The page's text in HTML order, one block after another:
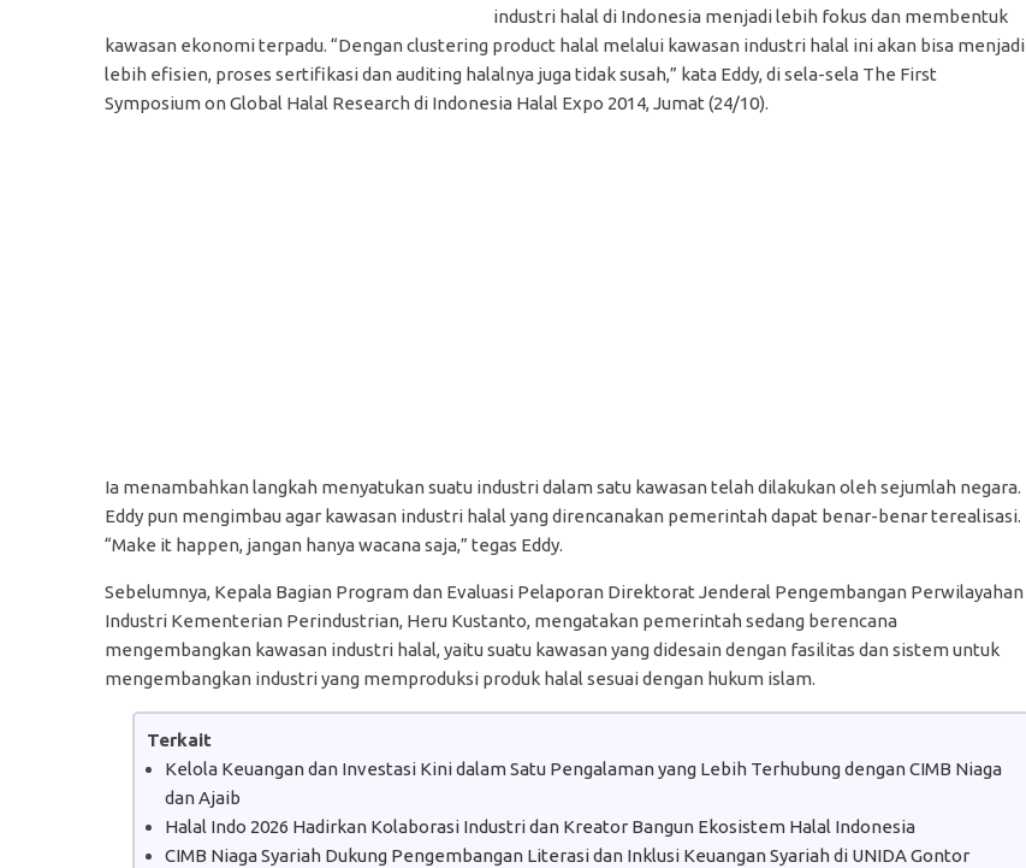
industri halal di Indonesia menjadi lebih fokus dan membentuk
kawasan ekonomi terpadu. “Dengan clustering product halal melalui kawasan industri halal ini akan bisa menjadi
lebih efisien, proses sertifikasi dan auditing halalnya juga tidak susah,” kata Eddy, di sela-sela The First
Symposium on Global Halal Research di Indonesia Halal Expo 2014, Jumat (24/10).
Ia menambahkan langkah menyatukan suatu industri dalam satu kawasan telah dilakukan oleh sejumlah negara.
Eddy pun mengimbau agar kawasan industri halal yang direncanakan pemerintah dapat benar-benar terealisasi.
“Make it happen, jangan hanya wacana saja,” tegas Eddy.
Sebelumnya, Kepala Bagian Program dan Evaluasi Pelaporan Direktorat Jenderal Pengembangan Perwilayahan
Industri Kementerian Perindustrian, Heru Kustanto, mengatakan pemerintah sedang berencana
mengembangkan kawasan industri halal, yaitu suatu kawasan yang didesain dengan fasilitas dan sistem untuk
mengembangkan industri yang memproduksi produk halal sesuai dengan hukum islam.
Terkait
Kelola Keuangan dan Investasi Kini dalam Satu Pengalaman yang Lebih Terhubung dengan CIMB Niaga
dan Ajaib
Halal Indo 2026 Hadirkan Kolaborasi Industri dan Kreator Bangun Ekosistem Halal Indonesia
CIMB Niaga Syariah Dukung Pengembangan Literasi dan Inklusi Keuangan Syariah di UNIDA Gontor